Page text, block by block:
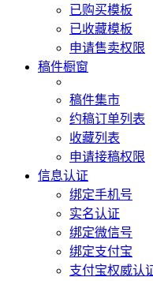
已购买模板
已收藏模板
申请售卖权限
稿件橱窗
稿件集市
约稿订单列表
收藏列表
申请接稿权限
信息认证
绑定手机号
实名认证
绑定微信号
绑定支付宝
支付宝权威认